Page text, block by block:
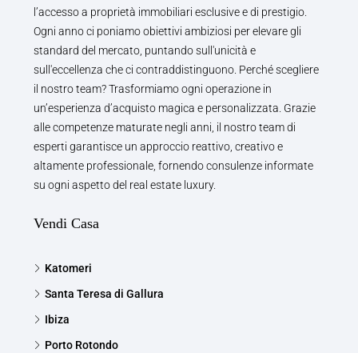
l’accesso a proprietà immobiliari esclusive e di prestigio.
Ogni anno ci poniamo obiettivi ambiziosi per elevare gli
standard del mercato, puntando sull'unicità e
sull'eccellenza che ci contraddistinguono. Perché scegliere
il nostro team? Trasformiamo ogni operazione in
un’esperienza d’acquisto magica e personalizzata. Grazie
alle competenze maturate negli anni, il nostro team di
esperti garantisce un approccio reattivo, creativo e
altamente professionale, fornendo consulenze informate
su ogni aspetto del real estate luxury.
Vendi Casa
Katomeri
Santa Teresa di Gallura
Ibiza
Porto Rotondo